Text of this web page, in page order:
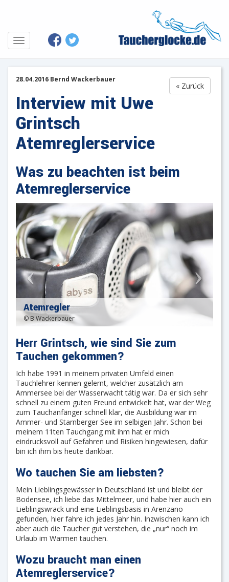
« Zurück
28.04.2016 Bernd Wackerbauer
Interview mit Uwe
Grintsch
Atemreglerservice
Was zu beachten ist beim
Atemreglerservice
Atemregler
© B.Wackerbauer
Herr Grintsch, wie sind Sie zum
Tauchen gekommen?
Ich habe 1991 in meinem privaten Umfeld einen
Tauchlehrer kennen gelernt, welcher zusätzlich am
Ammersee bei der Wasserwacht tätig war. Da er sich sehr
schnell zu einem guten Freund entwickelt hat, war der Weg
zum Tauchanfänger schnell klar, die Ausbildung war im
Ammer- und Starnberger See im selbigen Jahr. Schon bei
meinem 11ten Tauchgang mit ihm hat er mich
eindrucksvoll auf Gefahren und Risiken hingewiesen, dafür
bin ich ihm bis heute dankbar.
Wo tauchen Sie am liebsten?
Mein Lieblingsgewässer in Deutschland ist und bleibt der
Bodensee, ich liebe das Mittelmeer, und habe hier auch ein
Lieblingswrack und eine Lieblingsbasis in Arenzano
gefunden, hier fahre ich jedes Jahr hin. Inzwischen kann ich
aber auch die Taucher gut verstehen, die „nur“ noch im
Urlaub im Warmen tauchen.
Wozu braucht man einen
Atemreglerservice?